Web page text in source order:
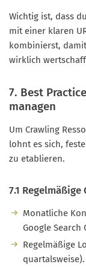
Wichtig ist, dass
mit einer klaren
kombinierst,
wirklich
7. Best
managen
Um Crawling
lohnt es sich,
zu etablieren.
7.1
Monatliche
Google Search
Regelmäßige
quartalsweise).